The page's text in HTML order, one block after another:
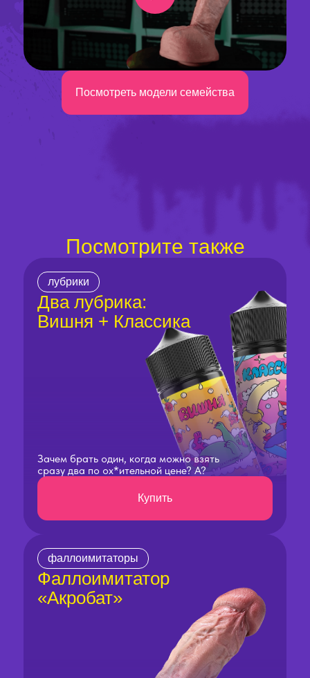
Посмотреть модели семейства
Посмотрите также
лубрики
Два лубрика:
Вишня + Классика
Зачем брать один, когда можно взять
сразу два по ох*ительной цене? А?
Купить
фаллоимитаторы
Фаллоимитатор
«Акробат»